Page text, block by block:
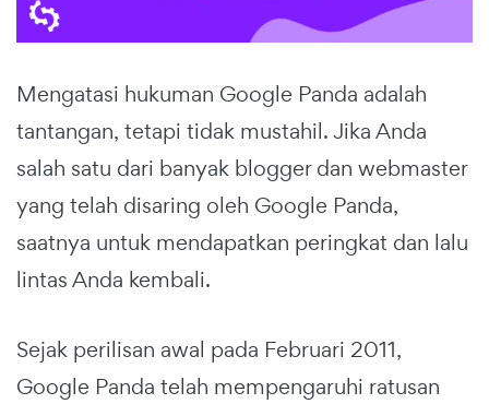
Mengatasi hukuman Google Panda adalah
tantangan, tetapi tidak mustahil. Jika Anda
salah satu dari banyak blogger dan webmaster
yang telah disaring oleh Google Panda,
saatnya untuk mendapatkan peringkat dan lalu
lintas Anda kembali.
Sejak perilisan awal pada Februari 2011,
Google Panda telah mempengaruhi ratusan